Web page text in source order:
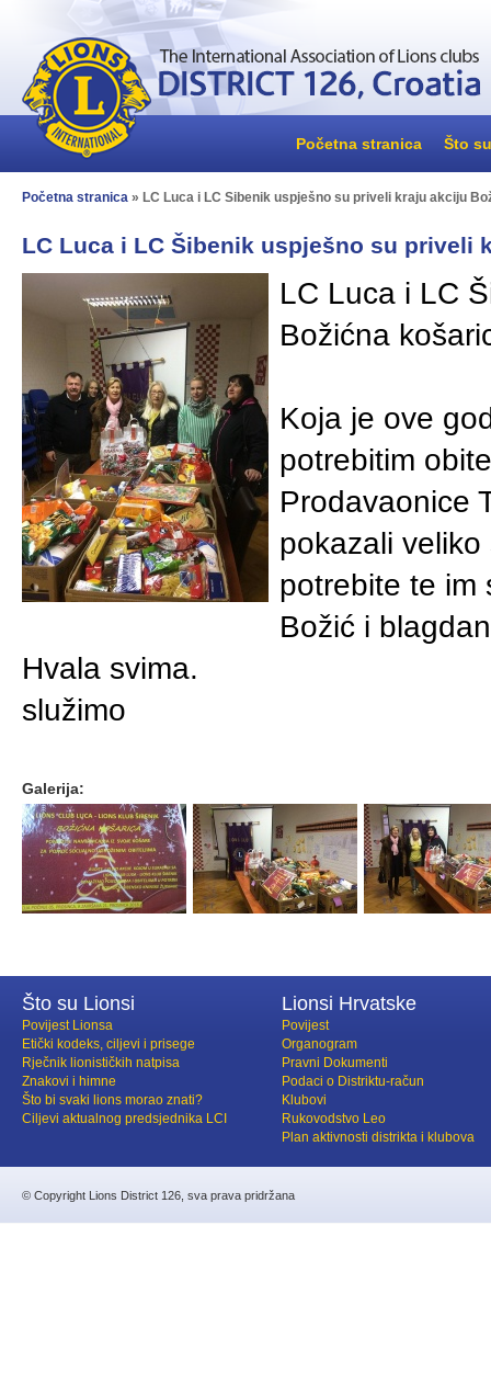
Početna stranica Što
Početna stranica » LC Luca i LC Šibenik uspješno su priveli kraju akciju
LC Luca i LC Šibenik uspješno su priveli
LC Luca i LC
Božićna
Koja je ove
potrebitim
Prodavaonice
pokazali
potrebite te im
Božić i
Hvala svima.
služimo
Galerija:
Što su Lionsi
Povijest Lionsa
Etički kodeks, ciljevi i prisege
Rječnik lionističkih natpisa
Znakovi i himne
Što bi svaki lions morao znati?
Ciljevi aktualnog predsjednika LCI
Lionsi Hrvatske
Povijest
Organogram
Pravni Dokumenti
Podaci o Distriktu-račun
Klubovi
Rukovodstvo Leo
Plan aktivnosti distrikta i klubova
© Copyright Lions District 126, sva prava pridržana